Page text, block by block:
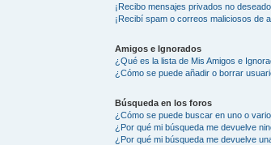
¡Recibo mensajes privados no
¡Recibí spam o correos maliciosos de
Amigos e Ignorados
¿Qué es la lista de Mis Amigos e
¿Cómo se puede añadir o borrar
Búsqueda en los foros
¿Cómo se puede buscar en uno o
¿Por qué mi búsqueda me devuelve
¿Por qué mi búsqueda me devuelve